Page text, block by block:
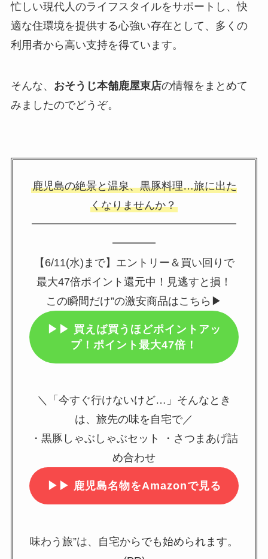
忙しい現代人のライフスタイルをサポートし、快
適な住環境を提供する心強い存在として、多くの
利用者から高い支持を得ています。
そんな、 おそうじ本舗鹿屋東店の情報をまとめて
みましたのでどうぞ。
鹿児島の絶景と温泉、黒豚料理…旅に出た
くなりませんか？
━━━━━━━━━━━━━━━━━━━
━━━━
【6/11(水)まで】エントリー＆買い回りで
最大47倍ポイント還元中！見逃すと損！
この瞬間だけ”の激安商品はこちら▶
▶▶ 買えば買うほどポイントアッ
プ！ポイント最大47倍！
＼「今すぐ行けないけど…」そんなとき
は、旅先の味を自宅で／
・黒豚しゃぶしゃぶセット ・さつまあげ詰
め合わせ
▶▶ 鹿児島名物をAmazonで見る
味わう旅”は、自宅からでも始められます。